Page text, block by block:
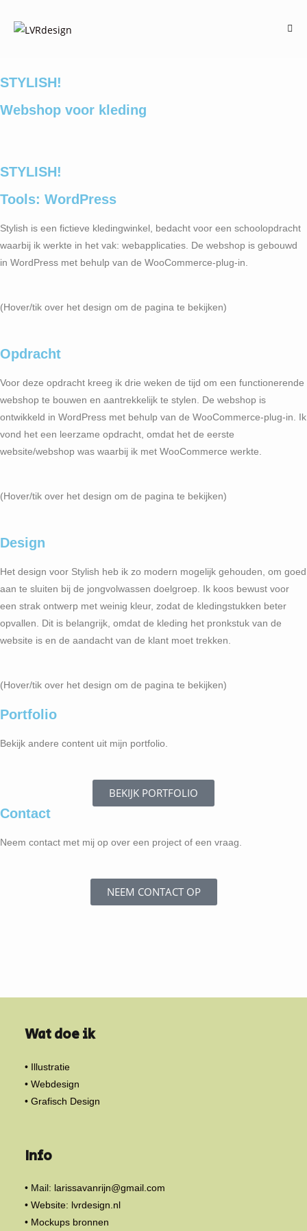
STYLISH!
Webshop voor kleding
STYLISH!
Tools: WordPress
Stylish is een fictieve kledingwinkel, bedacht voor een schoolopdracht
waarbij ik werkte in het vak: webapplicaties. De webshop is gebouwd
in WordPress met behulp van de WooCommerce-plug-in.
(Hover/tik over het design om de pagina te bekijken)
Opdracht
Voor deze opdracht kreeg ik drie weken de tijd om een functionerende
webshop te bouwen en aantrekkelijk te stylen. De webshop is
ontwikkeld in WordPress met behulp van de WooCommerce-plug-in. Ik
vond het een leerzame opdracht, omdat het de eerste
website/webshop was waarbij ik met WooCommerce werkte.
(Hover/tik over het design om de pagina te bekijken)
Design
Het design voor Stylish heb ik zo modern mogelijk gehouden, om goed
aan te sluiten bij de jongvolwassen doelgroep. Ik koos bewust voor
een strak ontwerp met weinig kleur, zodat de kledingstukken beter
opvallen. Dit is belangrijk, omdat de kleding het pronkstuk van de
website is en de aandacht van de klant moet trekken.
(Hover/tik over het design om de pagina te bekijken)
Portfolio
Bekijk andere content uit mijn portfolio.
BEKIJK PORTFOLIO
Contact
Neem contact met mij op over een project of een vraag.
NEEM CONTACT OP
Wat doe ik
• Illustratie
• Webdesign
• Grafisch Design
Info
• Mail: larissavanrijn@gmail.com
• Website: lvrdesign.nl
• Mockups bronnen